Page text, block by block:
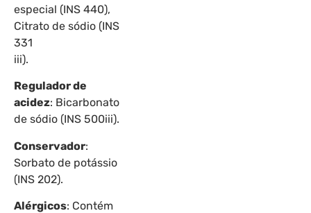
especial (INS 440),
Citrato de sódio (INS
331
iii).
Regulador de
acidez: Bicarbonato
de sódio (INS 500iii).
Conservador:
Sorbato de potássio
(INS 202).
Alérgicos: Contém